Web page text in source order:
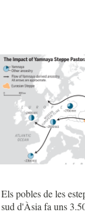
Els pobles de les
sud d'Àsia fa uns